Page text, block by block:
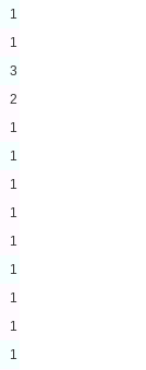
1
1
3
2
1
1
1
1
1
1
1
1
1